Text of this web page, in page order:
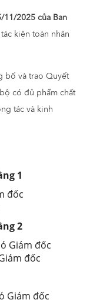
2025 của Ban
kiện toàn nhân
bố và trao Quyết
có đủ phẩm chất
tác và kinh
1
đốc
2
Giám đốc
đốc
Giám đốc